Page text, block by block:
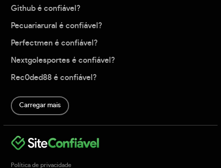
Github é confiável?
Pecuariarural é confiável?
Perfectmen é confiável?
Nextgolesportes é confiável?
Rec0ded88 é confiável?
Carregar mais
Política de privacidade